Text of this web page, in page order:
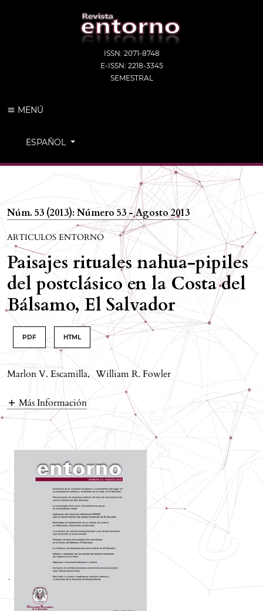
ISSN: 2071-8748
E-ISSN: 2218-3345
SEMESTRAL
MENÚ
CAMBIAR EL IDIOMA. EL IDIOMA ACTUAL ES:
ESPAÑOL
Núm. 53 (2013): Número 53 - Agosto 2013
ARTICULOS ENTORNO
Paisajes rituales nahua-pipiles
del postclásico en la Costa del
Bálsamo, El Salvador
PDF HTML
Marlon V. Escamilla, William R. Fowler
Más Información